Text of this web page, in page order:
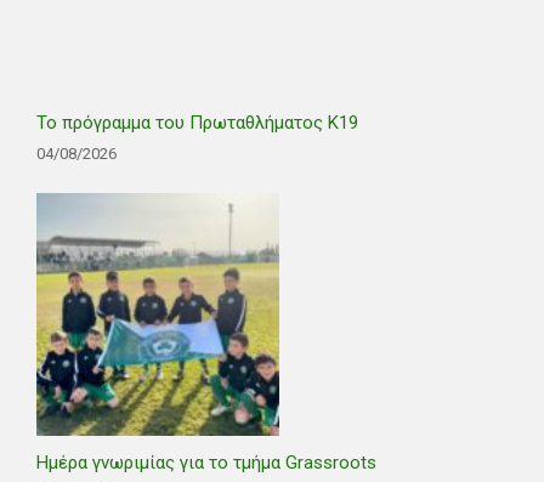
Το πρόγραμμα του Πρωταθλήματος Κ19
04/08/2026
Ημέρα γνωριμίας για το τμήμα Grassroots